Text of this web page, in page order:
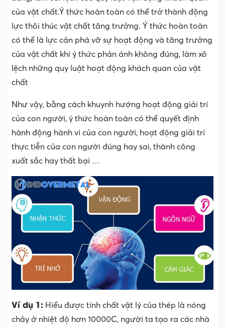
của vật chất.Ý thức hoàn toàn có thể trở thành động
lực thôi thúc vật chất tăng trưởng. Ý thức hoàn toàn
có thể là lực cản phá vỡ sự hoạt động và tăng trưởng
của vật chất khi ý thức phản ánh không đúng, làm xô
lệch những quy luật hoạt động khách quan của vật
chất
Như vậy, bằng cách khuynh hướng hoạt động giải trí
của con người, ý thức hoàn toàn có thể quyết định
hành động hành vi của con người, hoạt động giải trí
thực tiễn của con người đúng hay sai, thành công
xuất sắc hay thất bại …
Ví dụ 1: Hiểu được tính chất vật lý của thép là nóng
chảy ở nhiệt độ hơn 10000C, người ta tạo ra các nhà